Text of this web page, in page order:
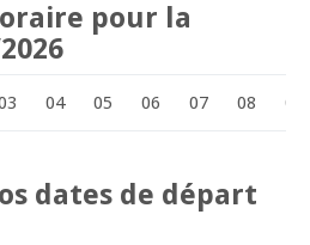
pour la
04 05 06 07 08 09
dates de départ